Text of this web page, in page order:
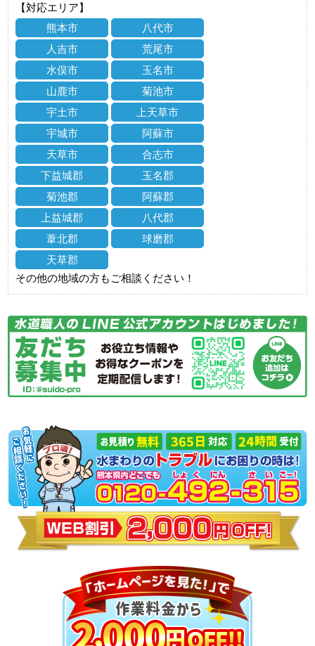
【対応エリア】
熊本市
八代市
人吉市
荒尾市
水俣市
玉名市
山鹿市
菊池市
宇土市
上天草市
宇城市
阿蘇市
天草市
合志市
下益城郡
玉名郡
菊池郡
阿蘇郡
上益城郡
八代郡
葦北郡
球磨郡
天草郡
その他の地域の方もご相談ください！